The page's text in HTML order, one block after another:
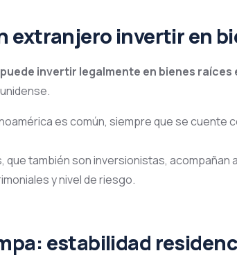
extranjero invertir en
invertir legalmente en bienes raíces
es común, siempre que se cuente
también son inversionistas, acompañan
y nivel de riesgo.
estabilidad